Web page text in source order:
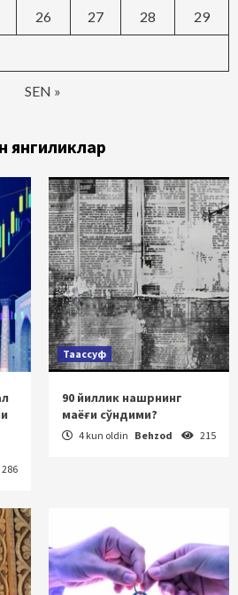
SEN »
26 27 28 29
янгиликлар
286
Таассуф
90 йиллик нашрнинг
маёғи сўндими?
4 kun oldin Behzod 215